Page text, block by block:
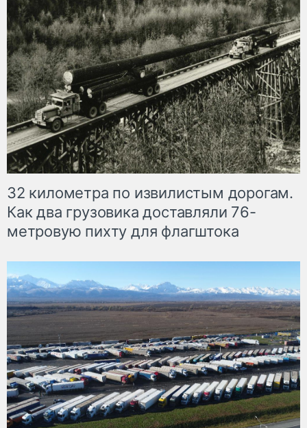
32 километра по извилистым дорогам.
Как два грузовика доставляли 76-
метровую пихту для флагштока